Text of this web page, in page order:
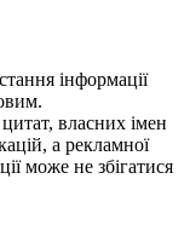
iнформацiї
цитат, власних імен
а рекламної
може не збiгатися